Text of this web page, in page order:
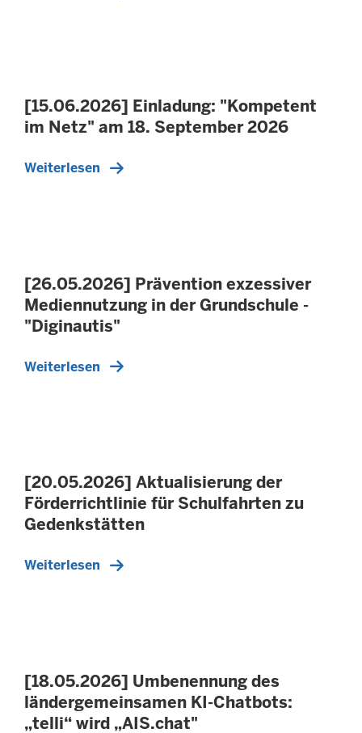
[15.06.2026] Einladung: "Kompetent
im Netz" am 18. September 2026
Weiterlesen
[26.05.2026] Prävention exzessiver
Mediennutzung in der Grundschule -
"Diginautis"
Weiterlesen
[20.05.2026] Aktualisierung der
Förderrichtlinie für Schulfahrten zu
Gedenkstätten
Weiterlesen
[18.05.2026] Umbenennung des
ländergemeinsamen KI-Chatbots:
„telli“ wird „AIS.chat"